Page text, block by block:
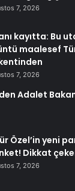
7, 2026
kayıtta: Bu
maalesef
7, 2026
Adalet
Özel’in yeni
Dikkat
7, 2026